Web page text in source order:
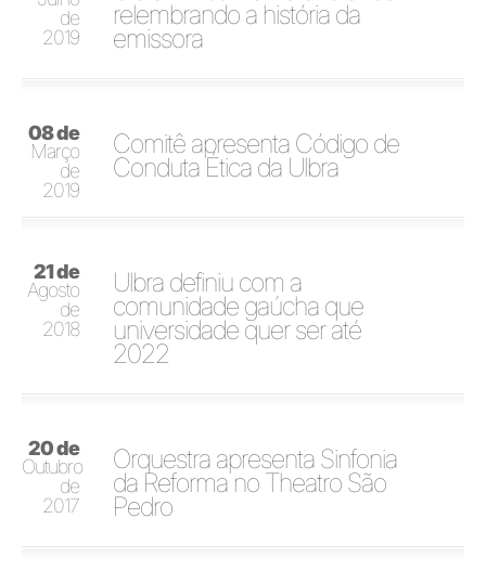
de
2019
relembrando a história da
emissora
08 de
Março
de
2019
Comitê apresenta Código de
Conduta Ética da Ulbra
21 de
Agosto
de
2018
Ulbra definiu com a
comunidade gaúcha que
universidade quer ser até
2022
20 de
Outubro
de
2017
Orquestra apresenta Sinfonia
da Reforma no Theatro São
Pedro